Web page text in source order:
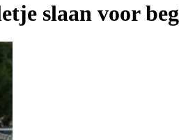
slaan voor